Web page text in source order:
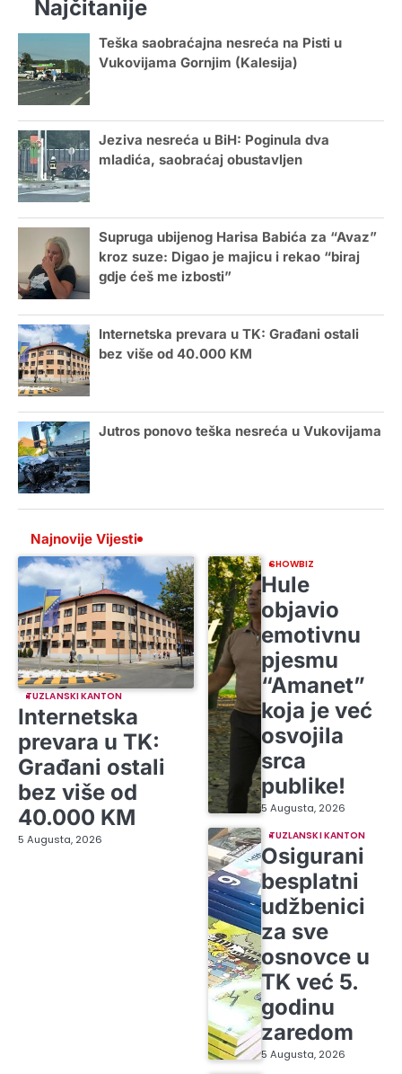
Najčitanije
Teška saobraćajna nesreća na Pisti u
Vukovijama Gornjim (Kalesija)
Jeziva nesreća u BiH: Poginula dva
mladića, saobraćaj obustavljen
Supruga ubijenog Harisa Babića za “Avaz”
kroz suze: Digao je majicu i rekao “biraj
gdje ćeš me izbosti”
Internetska prevara u TK: Građani ostali
bez više od 40.000 KM
Jutros ponovo teška nesreća u Vukovijama
Najnovije Vijesti
TUZLANSKI KANTON
Internetska
prevara u TK:
Građani ostali
bez više od
40.000 KM
5 Augusta, 2026
SHOWBIZ
Hule
objavio
emotivnu
pjesmu
“Amanet”
koja je već
osvojila
srca
publike!
5 Augusta, 2026
TUZLANSKI KANTON
Osigurani
besplatni
udžbenici
za sve
osnovce u
TK već 5.
godinu
zaredom
5 Augusta, 2026